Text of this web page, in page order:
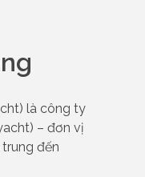
là công ty
– đơn vị
đến